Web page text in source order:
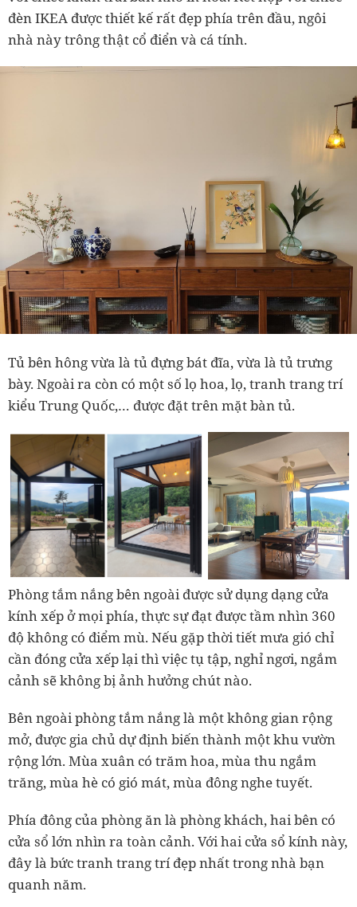
đèn IKEA được thiết kế rất đẹp phía trên đầu, ngôi
nhà này trông thật cổ điển và cá tính.
Tủ bên hông vừa là tủ đựng bát đĩa, vừa là tủ trưng
bày. Ngoài ra còn có một số lọ hoa, lọ, tranh trang trí
kiểu Trung Quốc,… được đặt trên mặt bàn tủ.
Phòng tắm nắng bên ngoài được sử dụng dạng cửa
kính xếp ở mọi phía, thực sự đạt được tầm nhìn 360
độ không có điểm mù. Nếu gặp thời tiết mưa gió chỉ
cần đóng cửa xếp lại thì việc tụ tập, nghỉ ngơi, ngắm
cảnh sẽ không bị ảnh hưởng chút nào.
Bên ngoài phòng tắm nắng là một không gian rộng
mở, được gia chủ dự định biến thành một khu vườn
rộng lớn. Mùa xuân có trăm hoa, mùa thu ngắm
trăng, mùa hè có gió mát, mùa đông nghe tuyết.
Phía đông của phòng ăn là phòng khách, hai bên có
cửa sổ lớn nhìn ra toàn cảnh. Với hai cửa sổ kính này,
đây là bức tranh trang trí đẹp nhất trong nhà bạn
quanh năm.